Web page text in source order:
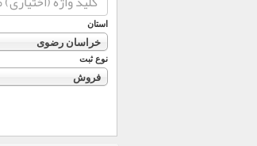
استان
خراسان رضوی
نوع ثبت
فروش